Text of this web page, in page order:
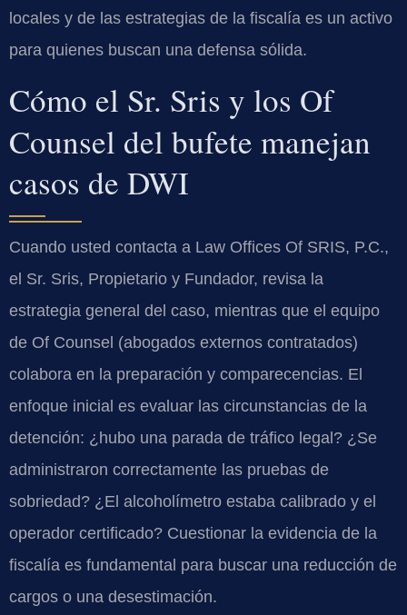
locales y de las estrategias de la fiscalía es un activo
para quienes buscan una defensa sólida.
Cómo el Sr. Sris y los Of
Counsel del bufete manejan
casos de DWI
Cuando usted contacta a Law Offices Of SRIS, P.C.,
el Sr. Sris, Propietario y Fundador, revisa la
estrategia general del caso, mientras que el equipo
de Of Counsel (abogados externos contratados)
colabora en la preparación y comparecencias. El
enfoque inicial es evaluar las circunstancias de la
detención: ¿hubo una parada de tráfico legal? ¿Se
administraron correctamente las pruebas de
sobriedad? ¿El alcoholímetro estaba calibrado y el
operador certificado? Cuestionar la evidencia de la
fiscalía es fundamental para buscar una reducción de
cargos o una desestimación.